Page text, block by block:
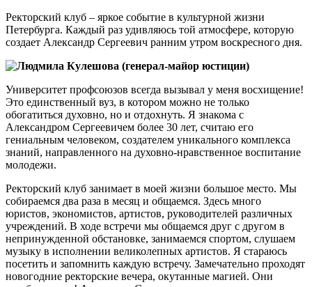
Ректорский клуб – яркое событие в культурной жизни
Петербурга. Каждый раз удивляюсь той атмосфере, которую
создает Александр Сергеевич ранним утром воскресного дня.
Людмила Кулешова (генерал-майор юстиции)
Университет профсоюзов всегда вызывал у меня восхищение!
Это единственный вуз, в котором можно не только
обогатиться духовно, но и отдохнуть. Я знакома с
Александром Сергеевичем более 30 лет, считаю его
гениальным человеком, создателем уникального комплекса
знаний, направленного на духовно-нравственное воспитание
молодежи.
Ректорский клуб занимает в моей жизни большое место. Мы
собираемся два раза в месяц и общаемся. Здесь много
юристов, экономистов, артистов, руководителей различных
учреждений. В ходе встречи мы общаемся друг с другом в
непринужденной обстановке, занимаемся спортом, слушаем
музыку в исполнении великолепных артистов. Я стараюсь
посетить и запомнить каждую встречу. Замечательно проходят
новогодние ректорские вечера, окутанные магией. Они